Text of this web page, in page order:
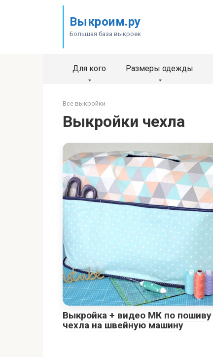
Выкроим.ру
Большая база выкроек
Для кого Размеры одежды
Все выкройки
Выкройки чехла
Выкройка + видео МК по пошиву
чехла на швейную машину